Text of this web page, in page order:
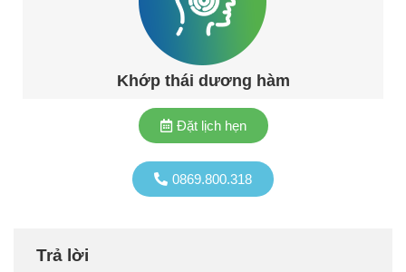
Khớp thái dương hàm
0869.800.318
Đặt lịch hẹn
Trả lời